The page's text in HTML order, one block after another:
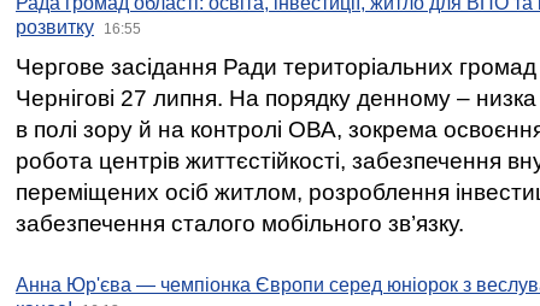
розвитку
16:55
Чергове засідання Ради територіальних громад
Чернігові 27 липня. На порядку денному –
в полі зору й на контролі ОВА, зокрема освоєння
робота центрів життєстійкості, забезпечення
переміщених осіб житлом, розроблення
забезпечення сталого мобільного зв’язку.
Анна Юр'єва — чемпіонка Європи серед юніорок з